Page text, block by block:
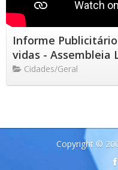
Informe
vidas - Assembleia
Cidades/Geral
Copyright ©